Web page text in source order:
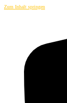
Zum Inhalt springen